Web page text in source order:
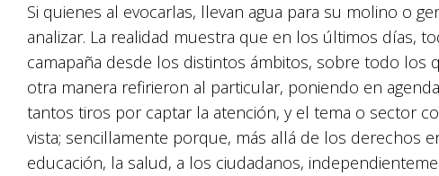
Si quienes al evocarlas, llevan agua para su molino o
analizar. La realidad muestra que en los últimos días,
camapaña desde los distintos ámbitos, sobre todo los
otra manera refirieron al particular, poniendo en
tantos tiros por captar la atención, y el tema o sector
vista; sencillamente porque, más allá de los derechos
educación, la salud, a los ciudadanos,